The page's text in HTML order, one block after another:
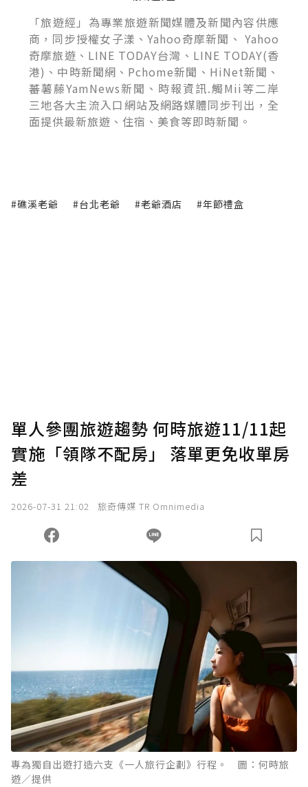
「旅遊經」為專業旅遊新聞媒體及新聞內容供應
商，同步授權女子漾、Yahoo奇摩新聞、 Yahoo
奇摩旅遊、LINE TODAY台灣、LINE TODAY(香
港)、中時新聞網、Pchome新聞、HiNet新聞、
蕃薯藤YamNews新聞、時報資訊.觸Mii等二岸
三地各大主流入口網站及網路媒體同步刊出，全
面提供最新旅遊、住宿、美食等即時新聞。
#礁溪老爺 #台北老爺 #老爺酒店 #年節禮盒
單人參團旅遊趨勢 何時旅遊11/11起
實施「領隊不配房」 落單更免收單房
差
2026-07-31 21:02 旅奇傳媒 TR Omnimedia
專為獨自出遊打造六支《一人旅行企劃》行程。 圖：何時旅
遊／提供